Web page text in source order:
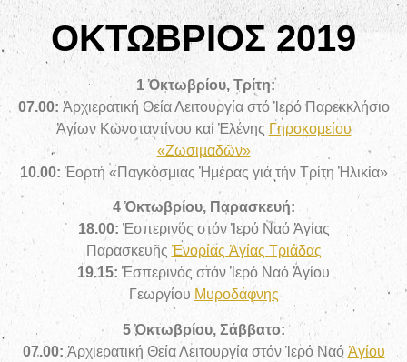
ΟΚΤΩΒΡΙΟΣ 2019
1 Ὀκτωβρίου, Τρίτη:
07.00: Ἀρχιερατική Θεία Λειτουργία στό Ἱερό Παρεκκλήσιο
Ἁγίων Κωνσταντίνου καί Ἑλένης Γηροκομείου
«Ζωσιµαδῶν»
10.00: Ἑορτή «Παγκόσμιας Ἡμέρας γιά τήν Τρίτη Ἡλικία»
4 Ὀκτωβρίου, Παρασκευή:
18.00: Ἑσπερινός στόν Ἱερό Ναό Ἁγίας
Παρασκευῆς Ἐνορίας Ἁγίας Τριάδας
19.15: Ἑσπερινός στόν Ἱερό Ναό Ἁγίου
Γεωργίου Μυροδάφνης
5 Ὀκτωβρίου, Σάββατο:
07.00: Ἀρχιερατική Θεία Λειτουργία στόν Ἱερό Ναό Ἁγίου